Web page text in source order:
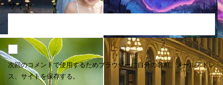
サイト
次回のコメントで使用するためブラウザーに自分の名前、メールアドレ
ス、サイトを保存する。